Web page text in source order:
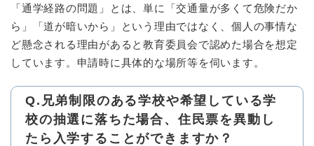
「通学経路の問題」とは、単に「交通量が多くて危険だか
ら」「道が暗いから」という理由ではなく、個人の事情な
ど懸念される理由があると教育委員会で認めた場合を想定
しています。申請時に具体的な場所等を伺います。
Q.兄弟制限のある学校や希望している学
校の抽選に落ちた場合、住民票を異動し
たら入学することができますか？